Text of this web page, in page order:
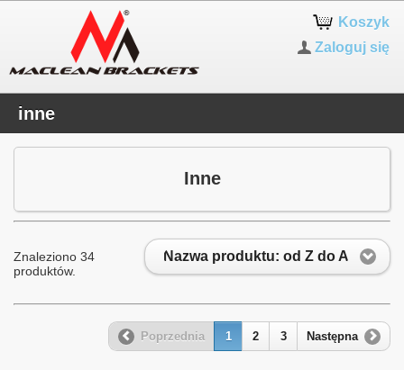
Koszyk
Zaloguj się
inne
Inne
Nazwa produktu: od Z do A
Znaleziono 34
produktów.
Poprzednia 1 2 3 Następna